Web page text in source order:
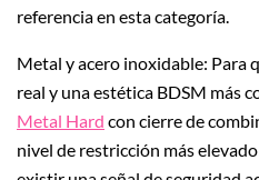
referencia en esta categoría.
Metal y acero inoxidable: Para
real y una estética BDSM más
Metal Hard con cierre de
nivel de restricción más